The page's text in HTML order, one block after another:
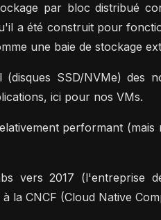
par bloc distribué
a été construit pour
une baie de stockage
SSD/NVMe) des
ici pour nos VMs.
performant
vers 2017 (l'entreprise
la CNCF (Cloud Native